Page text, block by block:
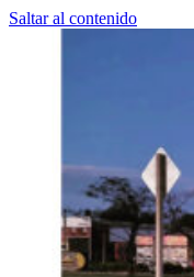
Saltar al contenido